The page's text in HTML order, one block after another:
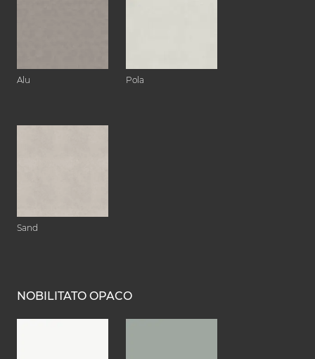
Alu Pola
Sand
NOBILITATO OPACO